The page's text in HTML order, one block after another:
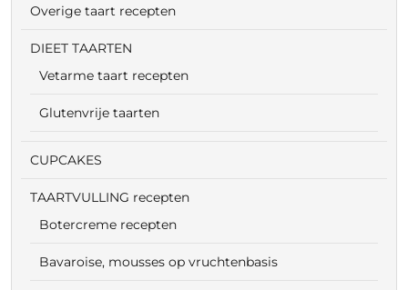
Overige taart recepten
DIEET TAARTEN
Vetarme taart recepten
Glutenvrije taarten
CUPCAKES
TAARTVULLING recepten
Botercreme recepten
Bavaroise, mousses op vruchtenbasis